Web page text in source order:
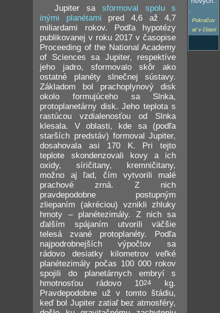
Jupiter sa sformoval spolu s
inými planétami pred 4,6 až 4,7
miliardami rokov. Podľa hypotézy
publikovanej v roku 2017 v časopise
Proceeding of the National Academy
of Sciences sa Jupiter, respektíve
jeho jadro, sformovalo skôr ako
ostatné planéty slnečnej sústavy.
Základom bol prachoplynový disk
okolo formujúceho sa Slnka,
protoplanetárny disk. Jeho teplota s
rastúcou vzdialenosťou od Slnka
klesala. V oblasti, kde sa (podľa
starších predstáv) formoval Jupiter,
dosahovala asi 170 K. Pri tejto
teplote skondenzovali kovy a ich
oxidy, síričitany, kremničitany,
možno aj ľad, čím vytvorili malé
prachové zrná. Z nich
pravdepodobne postupným
zliepaním (akréciou) vznikli zhluky
hmoty – planétezimály. Z nich sa
ďalším spájaním utvorili väčšie
telesá zvané protoplanéty. Podľa
najpodrobnejších výpočtov sa
rádovo desiatky kilometrov veľké
planétezimály počas 100 000 rokov
spojili do planetárnych embryí s
hmotnosťou rádovo 1024
kg.
Pravdepodobne už v tomto štádiu,
keď bol Jupiter zatiaľ bez atmosféry,
Pokračov
ať v čítaní